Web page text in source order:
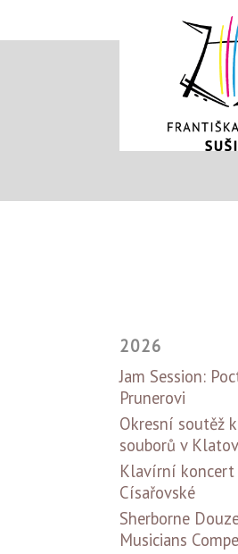
2026
Jam Session:
Prunerovi
Okresní soutěž
souborů v
Klavírní koncert
Císařovské
Sherborne
Musicians